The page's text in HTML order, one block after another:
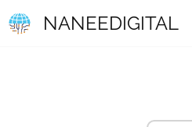
NANEEDIGITAL